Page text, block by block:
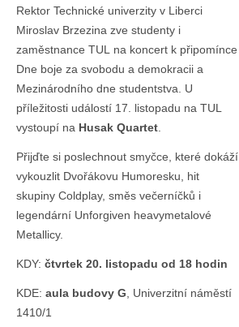
Rektor Technické univerzity v Liberci
Miroslav Brzezina zve studenty i
zaměstnance TUL na koncert k připomínce
Dne boje za svobodu a demokracii a
Mezinárodního dne studentstva. U
příležitosti událostí 17. listopadu na TUL
vystoupí na Husak Quartet
Přijďte si poslechnout smyčce, které dokáží
vykouzlit Dvořákovu Humoresku, hit
skupiny Coldplay, směs večerníčků i
legendární Unforgiven heavymetalové
Metallicy.
KDY: čtvrtek 20. listopadu od 18 hodin
KDE: aula budovy G , Univerzitní náměstí
1410/1